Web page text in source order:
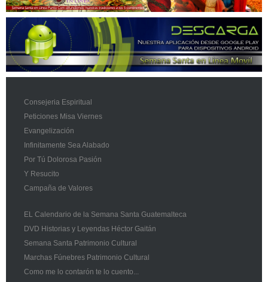
Consejeria Espiritual
Peticiones Misa Viernes
Evangelización
Infinitamente Sea Alabado
Por Tú Dolorosa Pasión
Y Resucito
Campaña de Valores
EL Calendario de la Semana Santa Guatemalteca
DVD Historias y Leyendas Héctor Gaitán
Semana Santa Patrimonio Cultural
Marchas Fúnebres Patrimonio Cultural
Como me lo contarón te lo cuento...